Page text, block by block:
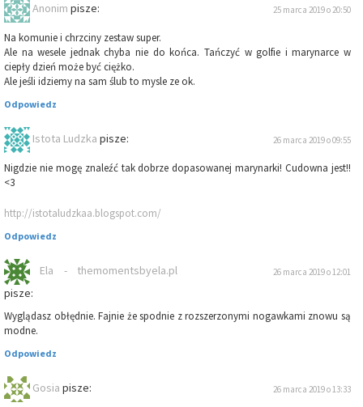
Anonim pisze: 25 marca 2019 o 20:50
Na komunie i chrzciny zestaw super.
Ale na wesele jednak chyba nie do końca. Tańczyć w golfie i marynarce w
ciepły dzień może być ciężko.
Ale jeśli idziemy na sam ślub to mysle ze ok.
Odpowiedz
Istota Ludzka pisze: 26 marca 2019 o 09:55
Nigdzie nie mogę znaleźć tak dobrze dopasowanej marynarki! Cudowna jest!!
<3
http://istotaludzkaa.blogspot.com/
Odpowiedz
Ela - themomentsbyela.pl
pisze:
26 marca 2019 o 12:01
Wyglądasz obłędnie. Fajnie że spodnie z rozszerzonymi nogawkami znowu są
modne.
Odpowiedz
Gosia pisze: 26 marca 2019 o 13:33